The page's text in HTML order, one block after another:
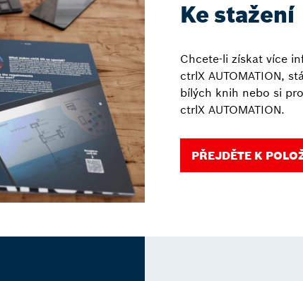
Ke stažení
Chcete-li získat více
ctrlX AUTOMATION,
bílých knih nebo si
ctrlX AUTOMATION.
PŘEJDĚTE K